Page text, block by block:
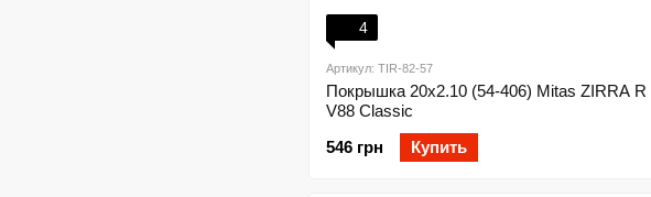
4
Артикул: TIR-82-57
Покрышка 20x2.10 (54-406) Mitas ZIRRA R
V88 Classic
546 грн
Купить